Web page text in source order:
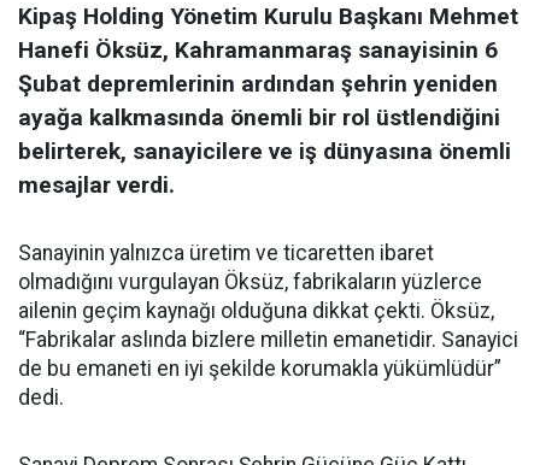
Kipaş Holding Yönetim Kurulu Başkanı Mehmet
Hanefi Öksüz, Kahramanmaraş sanayisinin 6
Şubat depremlerinin ardından şehrin yeniden
ayağa kalkmasında önemli bir rol üstlendiğini
belirterek, sanayicilere ve iş dünyasına önemli
mesajlar verdi.
Sanayinin yalnızca üretim ve ticaretten ibaret
olmadığını vurgulayan Öksüz, fabrikaların yüzlerce
ailenin geçim kaynağı olduğuna dikkat çekti. Öksüz,
“Fabrikalar aslında bizlere milletin emanetidir. Sanayici
de bu emaneti en iyi şekilde korumakla yükümlüdür”
dedi.